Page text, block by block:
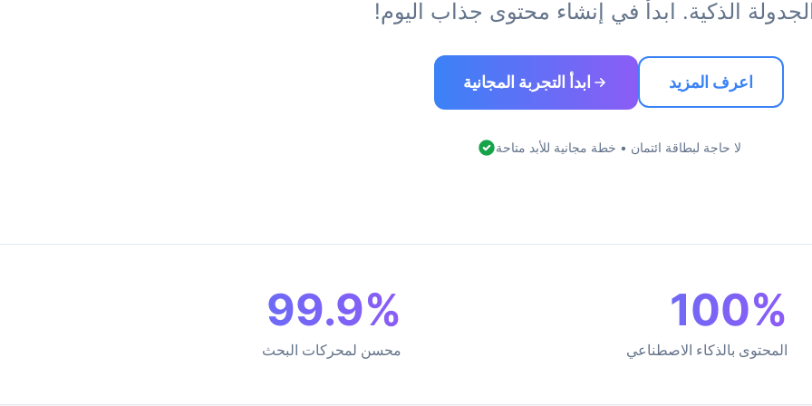
ابدأ التجربة المجانية اعرف المزيد
لا حاجة لبطاقة ائتمان • خطة مجانية للأبد متاحة
100%
المحتوى بالذكاء الاصطناعي
99.9%
محسن لمحركات البحث